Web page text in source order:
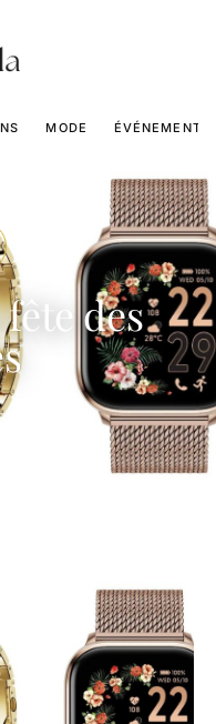
MODE ÉVÉNEMENTS
des